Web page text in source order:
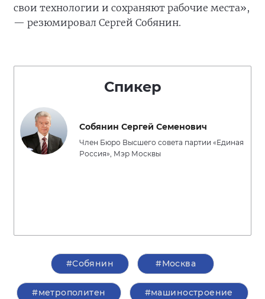
свои технологии и сохраняют рабочие места»,
— резюмировал Сергей Собянин.
Спикер
Собянин Сергей Семенович
Член Бюро Высшего совета партии «Единая
Россия», Мэр Москвы
#Собянин #Москва
#метрополитен #машиностроение